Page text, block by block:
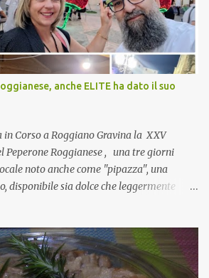
Aziendale di fine anno organizzato dai
aziendale? Una bella idea! Cuocapercaso :
tutti a fine anno e tirare le somme…
tutti insieme, con grande convivialità!
come sappiamo bene, funziona spesso da
riesce a creare spesso l’ambiente
opportunità, non trovi? Cuocapercaso :
si dice...
anche ELITE ha dato il suo
in Corso a Roggiano Gravina la XXV
Peperone Roggianese , una tre giorni
noto anche come "pipazza", una
disponibile sia dolce che leggermente
ingrediente versatile in cucina, utilizzato
della tradizione o in piatti innovativi.
dell'evento abbiamo avuto prova della